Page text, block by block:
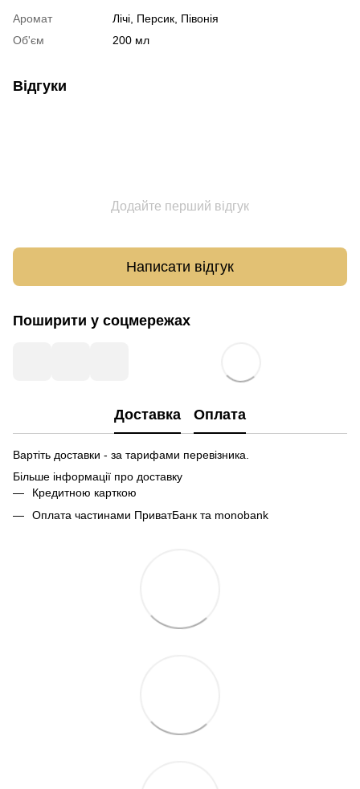
Аромат
Лічі, Персик, Півонія
Об'єм
200 мл
Відгуки
Додайте перший відгук
Написати відгук
Поширити у соцмережах
Доставка Оплата
Вартіть доставки - за тарифами перевізника.
Більше інформації про доставку
Кредитною карткою
Оплата частинами ПриватБанк та monobank